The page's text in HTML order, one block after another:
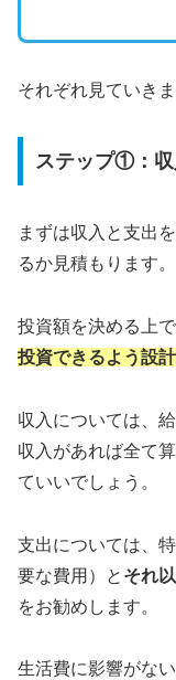
それぞれ見ていきま
ステップ①：収
まずは収入と支出
るか見積もります。
投資額を決める上
投資できるよう設
収入については、
収入があれば全て
ていいでしょう。
支出については、
要な費用）と それ
をお勧めします。
生活費に影響がな